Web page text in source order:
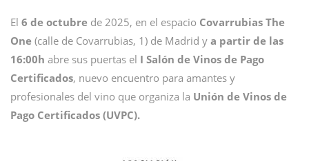
El 6 de octubre de 2025, en el espacio Covarrubias The
One (calle de Covarrubias, 1) de Madrid y a partir de las
16:00h abre sus puertas el I Salón de Vinos de Pago
Certificados, nuevo encuentro para amantes y
profesionales del vino que organiza la Unión de Vinos de
Pago Certificados (UVPC).